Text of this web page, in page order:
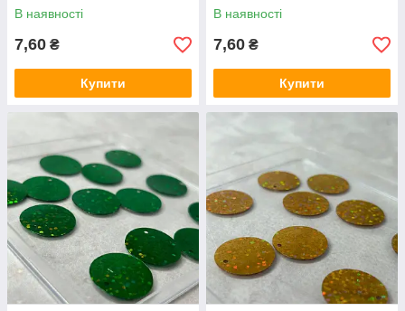
В наявності
7,60 ₴
Купити
В наявності
7,60 ₴
Купити